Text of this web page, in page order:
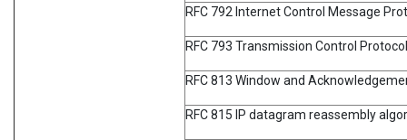
RFC 792 Internet Control Message
RFC 793 Transmission Control
RFC 813 Window and
RFC 815 IP datagram reassembly